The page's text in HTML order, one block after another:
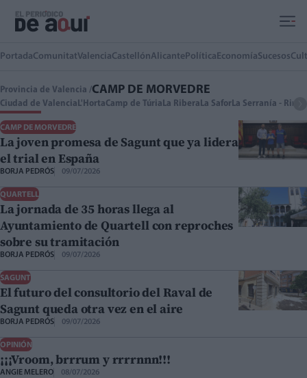
PortadaComunitatValenciaCastellónAlicante Política EconomíaSucesos
Provincia de Valencia /CAMP DE MORVEDRE
Ciudad de ValenciaL'HortaCamp de TúriaLa RiberaLa SaforLa Serranía -
CAMP DE MORVEDRE
La joven promesa de Sagunt que ya lidera
el trial en España
BORJA PEDRÓS 09/07/2026
QUARTELL
La jornada de 35 horas llega al
Ayuntamiento de Quartell con reproches
sobre su tramitación
BORJA PEDRÓS 09/07/2026
SAGUNT
El futuro del consultorio del Raval de
Sagunt queda otra vez en el aire
BORJA PEDRÓS 09/07/2026
OPINIÓN
¡¡¡Vroom, brrrum y rrrrnnn!!!
ANGIE MELERO 08/07/2026